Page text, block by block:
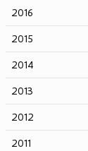
​2016
2015​
2014​
​2013
2012
2011